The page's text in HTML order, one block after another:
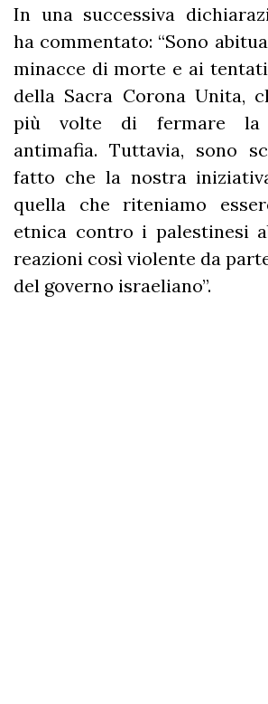
In una successiva
ha commentato: “Sono
minacce di morte e ai
della Sacra Corona Unita,
più volte di fermare la
antimafia. Tuttavia, sono
fatto che la nostra
quella che riteniamo
etnica contro i palestinesi
reazioni così violente da
del governo israeliano”.